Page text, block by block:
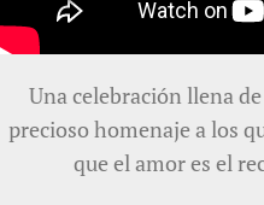
Una celebración llena
precioso homenaje a los
que el amor es el